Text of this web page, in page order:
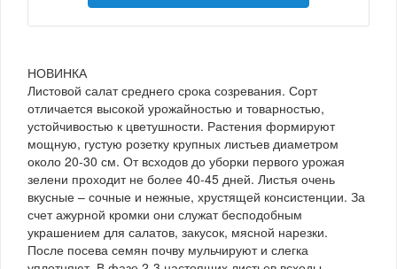
НОВИНКА
Листовой салат среднего срока созревания. Сорт
отличается высокой урожайностью и товарностью,
устойчивостью к цветушности. Растения формируют
мощную, густую розетку крупных листьев диаметром
около 20-30 см. От всходов до уборки первого урожая
зелени проходит не более 40-45 дней. Листья очень
вкусные – сочные и нежные, хрустящей консистенции. За
счет ажурной кромки они служат бесподобным
украшением для салатов, закусок, мясной нарезки.
После посева семян почву мульчируют и слегка